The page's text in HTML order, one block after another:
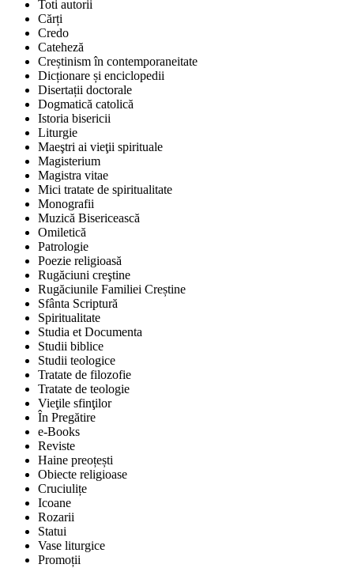
Toti autorii
Cărți
Credo
Cateheză
Creștinism în contemporaneitate
Dicționare și enciclopedii
Disertații doctorale
Dogmatică catolică
Istoria bisericii
Liturgie
Maeştri ai vieţii spirituale
Magisterium
Magistra vitae
Mici tratate de spiritualitate
Monografii
Muzică Bisericească
Omiletică
Patrologie
Poezie religioasă
Rugăciuni creştine
Rugăciunile Familiei Creștine
Sfânta Scriptură
Spiritualitate
Studia et Documenta
Studii biblice
Studii teologice
Tratate de filozofie
Tratate de teologie
Vieţile sfinţilor
În Pregătire
e-Books
Reviste
Haine preoțești
Obiecte religioase
Cruciulițe
Icoane
Rozarii
Statui
Vase liturgice
Promoții